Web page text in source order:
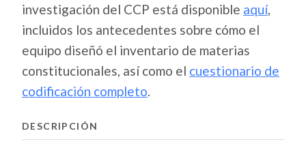
investigación del CCP está disponible aquí,
incluidos los antecedentes sobre cómo el
equipo diseñó el inventario de materias
constitucionales, así como el cuestionario de
codificación completo
DESCRIPCIÓN